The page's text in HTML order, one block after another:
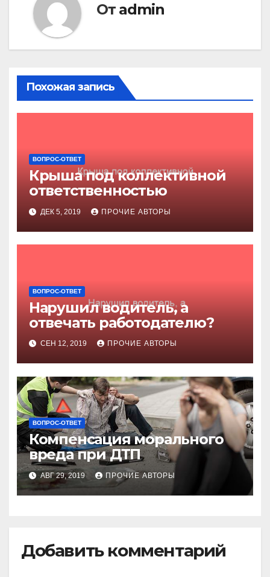
От admin
Похожая запись
ВОПРОС-ОТВЕТ
Крыша под коллективной
ответственностью
ДЕК 5, 2019 ПРОЧИЕ АВТОРЫ
ВОПРОС-ОТВЕТ
Нарушил водитель, а
отвечать работодателю?
СЕН 12, 2019 ПРОЧИЕ АВТОРЫ
ВОПРОС-ОТВЕТ
Компенсация морального
вреда при ДТП
АВГ 29, 2019 ПРОЧИЕ АВТОРЫ
Добавить комментарий